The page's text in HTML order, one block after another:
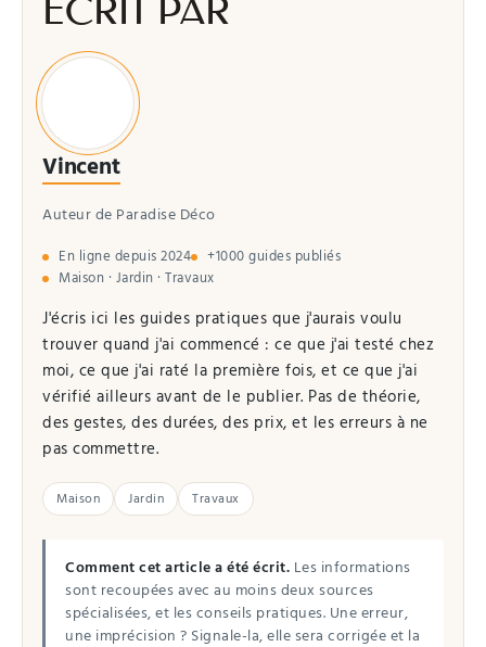
ÉCRIT PAR
Vincent
Auteur de Paradise Déco
En ligne depuis 2024
+1000 guides publiés
Maison · Jardin · Travaux
J'écris ici les guides pratiques que j'aurais voulu
trouver quand j'ai commencé : ce que j'ai testé chez
moi, ce que j'ai raté la première fois, et ce que j'ai
vérifié ailleurs avant de le publier. Pas de théorie,
des gestes, des durées, des prix, et les erreurs à ne
pas commettre.
Maison Jardin Travaux
Comment cet article a été écrit. Les informations
sont recoupées avec au moins deux sources
spécialisées, et les conseils pratiques. Une erreur,
une imprécision ? Signale-la, elle sera corrigée et la